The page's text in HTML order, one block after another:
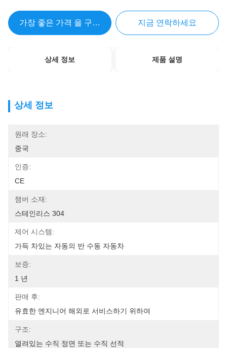
가장 좋은 가격 을 구하라 지금 연락하세요
상세 정보 제품 설명
상세 정보
원래 장소:
중국
인증:
CE
챔버 소재:
스테인리스 304
제어 시스템:
가득 차있는 자동의 반 수동 자동차
보증:
1 년
판매 후:
유효한 엔지니어 해외로 서비스하기 위하여
구조:
열려있는 수직 정면 또는 수직 선적